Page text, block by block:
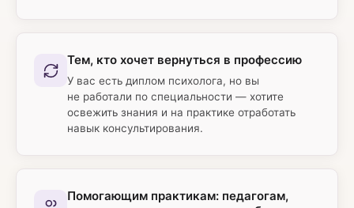
Тем, кто хочет вернуться в профессию
У вас есть диплом психолога, но вы
не работали по специальности — хотите
освежить знания и на практике отработать
навык консультирования.
Помогающим практикам: педагогам,